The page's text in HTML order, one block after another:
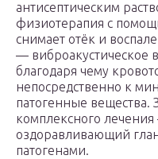
антисептическим
физиотерапия с
снимает отёк и
— виброакустическое
благодаря чему
непосредственно к
патогенные вещества.
комплексного
оздоравливающий
патогенами.